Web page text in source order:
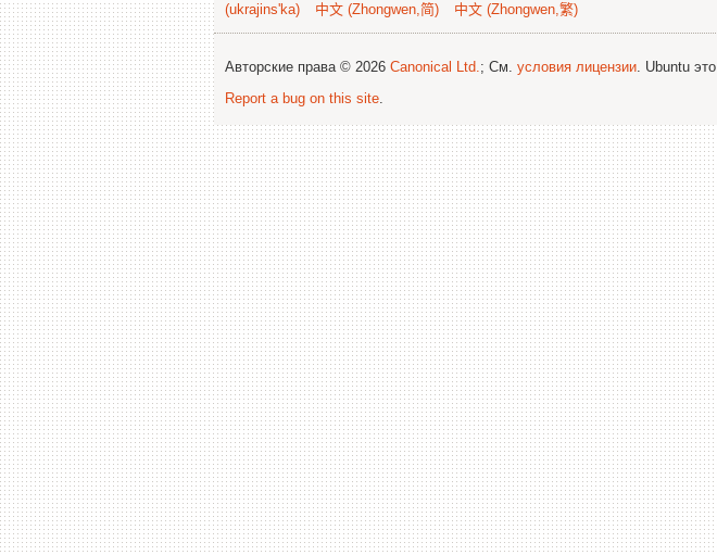
(ukrajins'ka)
中文 (Zhongwen,简) 中文 (Zhongwen,繁)
Авторские права © 2026 Canonical Ltd.; См. условия лицензии. Ubuntu это
Report a bug on this site.